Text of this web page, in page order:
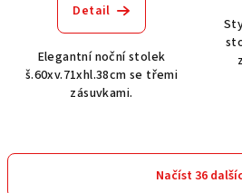
Detail
Elegantní noční stolek
š.60xv.71xhl.38cm se třemi
zásuvkami.
Načíst 36